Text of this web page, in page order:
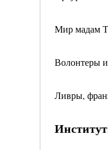
Мир мадам
Волонтеры
Ливры,